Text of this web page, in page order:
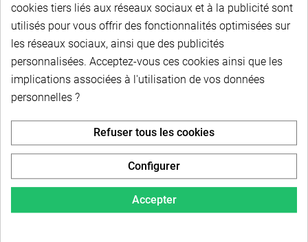
Newsletter
Pour recevoir notre
newsletter, nous vous
invitons à créer votre espace
client (cliquez sur « Compte »
en haut à droite de la page) et
cliquer sur « oui » pour vous
cookies tiers liés aux réseaux sociaux et à la publicité sont
utilisés pour vous offrir des fonctionnalités optimisées sur
les réseaux sociaux, ainsi que des publicités
personnalisées. Acceptez-vous ces cookies ainsi que les
implications associées à l'utilisation de vos données
personnelles ?
Accepter
Refuser tous les cookies
Configurer